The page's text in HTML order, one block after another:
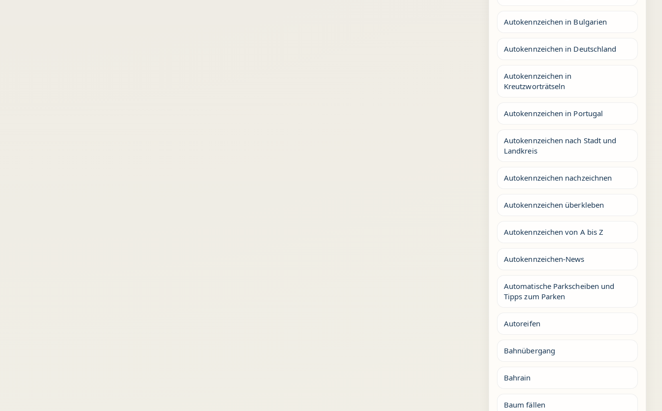
Autokennzeichen in Bulgarien
Autokennzeichen in Deutschland
Autokennzeichen in
Kreutzworträtseln
Autokennzeichen in Portugal
Autokennzeichen nach Stadt und
Landkreis
Autokennzeichen nachzeichnen
Autokennzeichen überkleben
Autokennzeichen von A bis Z
Autokennzeichen-News
Automatische Parkscheiben und
Tipps zum Parken
Autoreifen
Bahnübergang
Bahrain
Baum fällen